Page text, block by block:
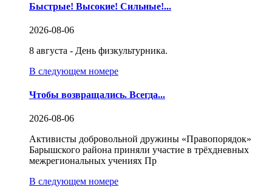
Быстрые! Высокие! Сильные!...
2026-08-06
8 августа - День физкультурника.
В следующем номере
Чтобы возвращались. Всегда...
2026-08-06
Активисты добровольной дружины «Правопорядок»
Барышского района приняли участие в трёхдневных
межрегиональных учениях Пр
В следующем номере